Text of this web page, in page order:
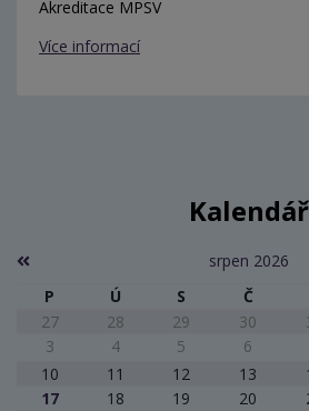
Akreditace MPSV
Více informací
Kalendář
srpen 2026
P
Ú S Č
27
28 29 30
3
4 5 6
10
11 12 13
17
18 19 20